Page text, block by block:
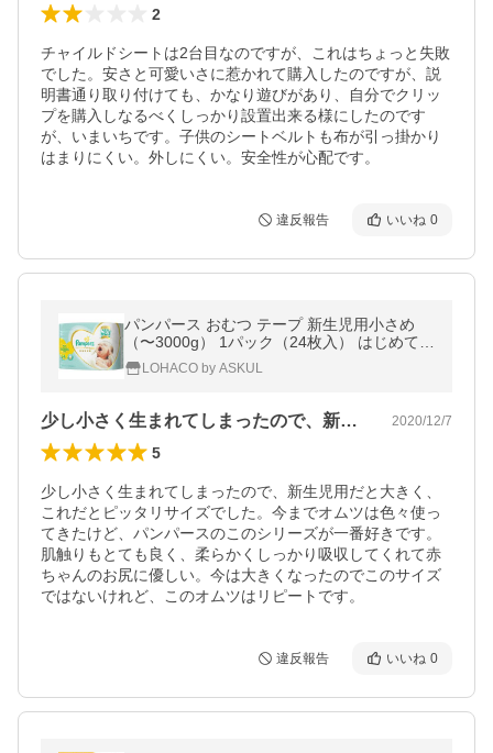
2
チャイルドシートは2台目なのですが、これはちょっと失敗
でした。安さと可愛いさに惹かれて購入したのですが、説
明書通り取り付けても、かなり遊びがあり、自分でクリッ
プを購入しなるべくしっかり設置出来る様にしたのです
が、いまいちです。子供のシートベルトも布が引っ掛かり
はまりにくい。外しにくい。安全性が心配です。
違反報告 いいね 0
パンパース おむつ テープ 新生児用小さめ
（〜3000g） 1パック（24枚入） はじめての
肌へのいちばん P＆G
LOHACO by ASKUL
少し小さく生まれてしまったので、新生児… 2020/12/7
5
少し小さく生まれてしまったので、新生児用だと大きく、
これだとピッタリサイズでした。今までオムツは色々使っ
てきたけど、パンパースのこのシリーズが一番好きです。
肌触りもとても良く、柔らかくしっかり吸収してくれて赤
ちゃんのお尻に優しい。今は大きくなったのでこのサイズ
ではないけれど、このオムツはリピートです。
違反報告 いいね 0